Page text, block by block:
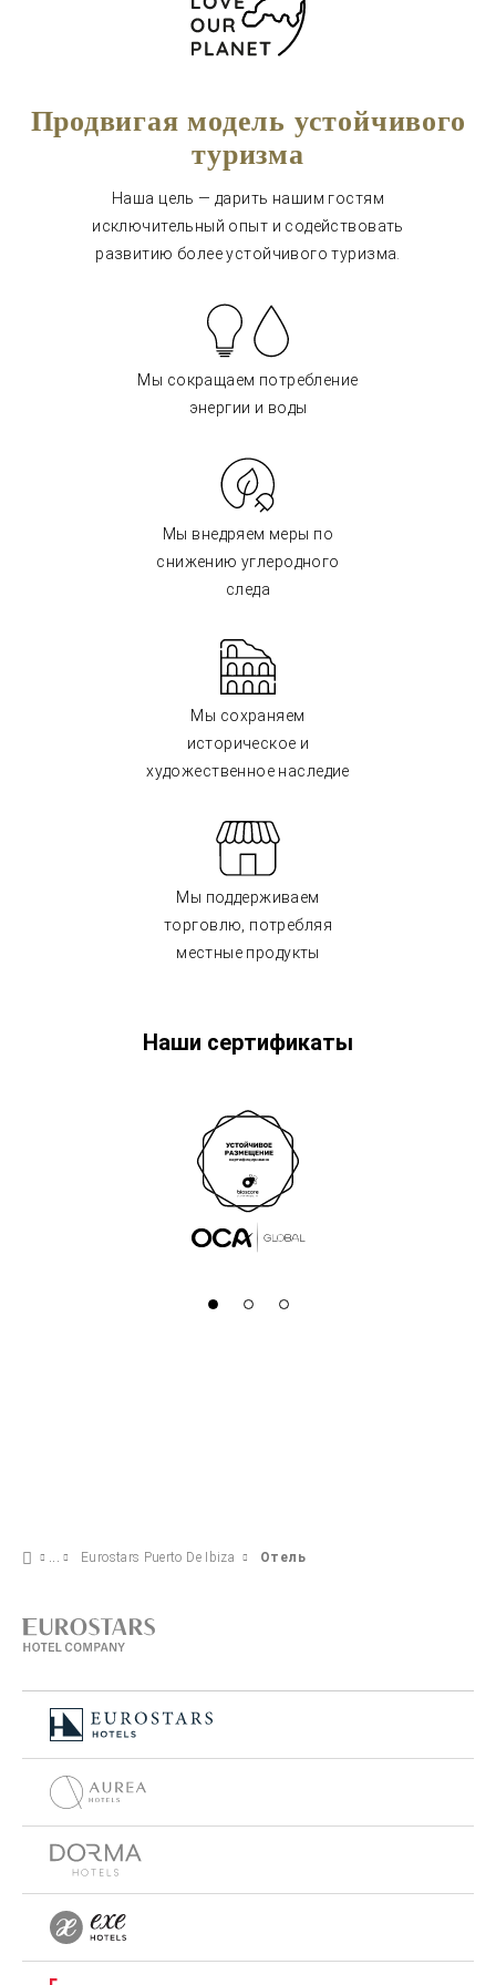
Продвигая модель устойчивого
туризма
Наша цель — дарить нашим гостям
исключительный опыт и содействовать
развитию более устойчивого туризма.
Мы сокращаем потребление
энергии и воды
Мы внедряем меры по
снижению углеродного
следа
Мы сохраняем
историческое и
художественное наследие
Мы поддерживаем
торговлю, потребляя
местные продукты
Наши сертификаты
Eurostars Puerto De Ibiza Отель